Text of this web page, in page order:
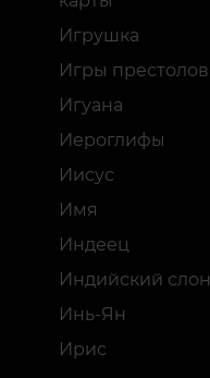
Игрушка
Игры престолов
Игуана
Иероглифы
Иисус
Имя
Индеец
Индийский слон
Инь-Ян
Ирис